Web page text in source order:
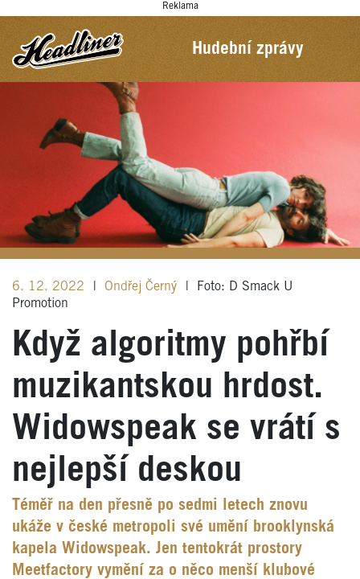
Reklama
Hudební zprávy
6. 12. 2022 Ondřej Černý
Foto: D Smack U
Promotion
Když algoritmy pohřbí
muzikantskou hrdost.
Widowspeak se vrátí s
nejlepší deskou
Téměř na den přesně po sedmi letech znovu
ukáže v české metropoli své umění brooklynská
kapela Widowspeak. Jen tentokrát prostory
Meetfactory vymění za o něco menší klubové